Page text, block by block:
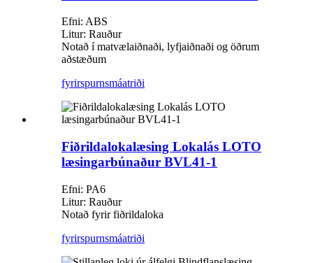
Efni: ABS
Litur: Rauður
Notað í matvælaiðnaði, lyfjaiðnaði og öðrum
aðstæðum
fyrirspurnsmáatriði
Fiðrildalokalæsing Lokalás LOTO
læsingarbúnaður BVL41-1
Efni: PA6
Litur: Rauður
Notað fyrir fiðrildaloka
fyrirspurnsmáatriði